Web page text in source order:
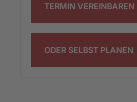
TERMIN VEREINBAREN
ODER SELBST PLANEN